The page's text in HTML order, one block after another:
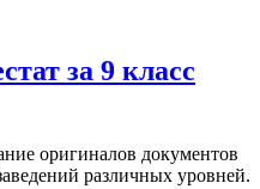
за 9 класс
оригиналов документов
различных уровней.